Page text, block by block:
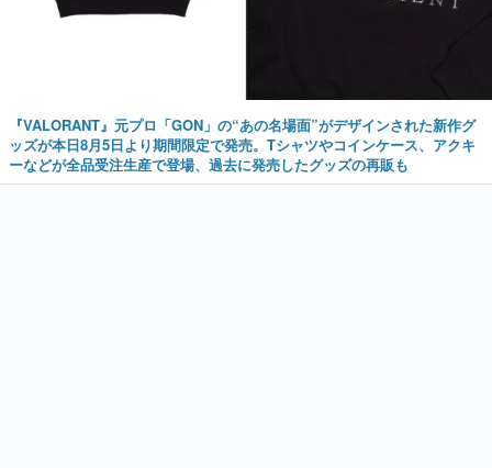
『VALORANT』元プロ「GON」の“あの名場面”がデザインされた新作グ
ッズが本日8月5日より期間限定で発売。Tシャツやコインケース、アクキ
ーなどが全品受注生産で登場、過去に発売したグッズの再販も